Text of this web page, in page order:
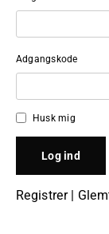
Adgangskode
Husk mig
Registrer|